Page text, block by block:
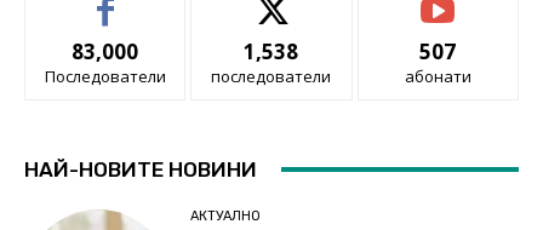
83,000
Последователи
1,538
последователи
507
абонати
НАЙ-НОВИТЕ НОВИНИ
АКТУАЛНО